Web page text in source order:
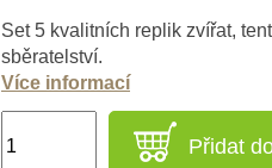
Set 5 kvalitních replik zvířat,
sběratelství.
Více informací
Přidat